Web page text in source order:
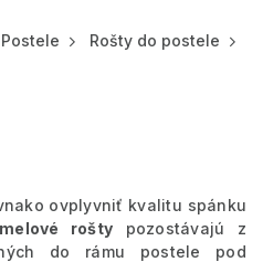
Postele
Rošty do postele
ovplyvniť kvalitu spánku
rošty pozostávajú z
do rámu postele pod